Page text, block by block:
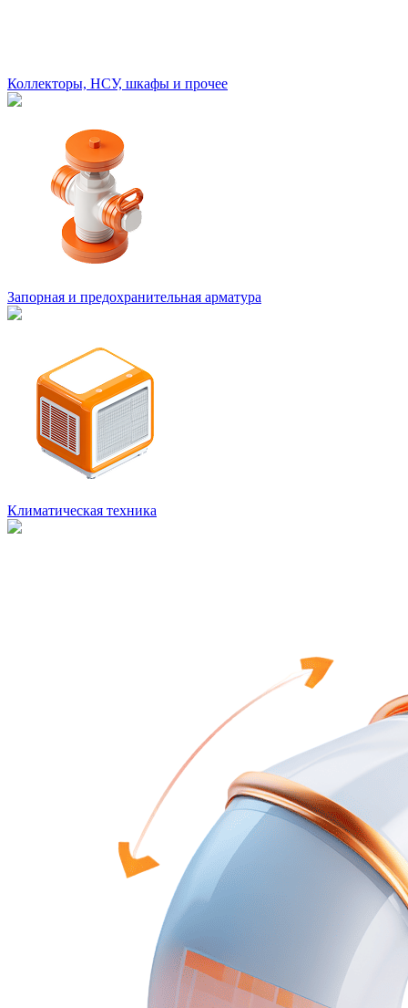
Коллекторы, НСУ, шкафы и прочее
Запорная и предохранительная арматура
Климатическая техника